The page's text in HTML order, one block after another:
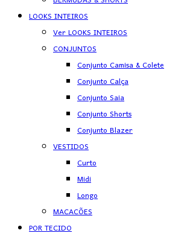
LOOKS INTEIROS
Ver LOOKS INTEIROS
CONJUNTOS
Conjunto Camisa & Colete
Conjunto Calça
Conjunto Saia
Conjunto Shorts
Conjunto Blazer
VESTIDOS
Curto
Midi
Longo
MACACÕES
POR TECIDO